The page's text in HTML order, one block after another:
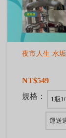
夜市人生 水
NT$549
規格：
1瓶
運送